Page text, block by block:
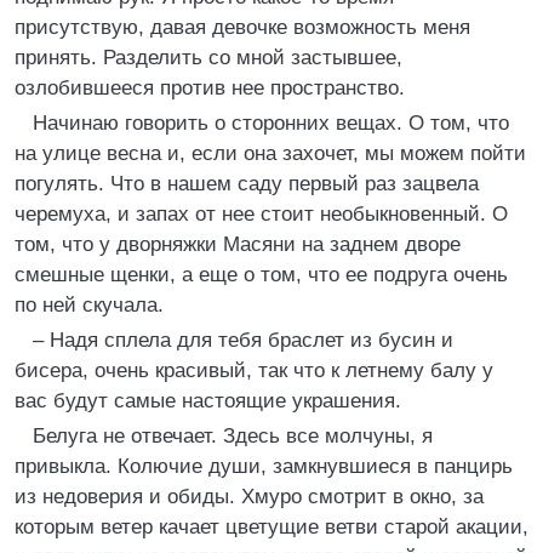
присутствую, давая девочке возможность меня
принять. Разделить со мной застывшее,
озлобившееся против нее пространство.
Начинаю говорить о сторонних вещах. О том, что
на улице весна и, если она захочет, мы можем пойти
погулять. Что в нашем саду первый раз зацвела
черемуха, и запах от нее стоит необыкновенный. О
том, что у дворняжки Масяни на заднем дворе
смешные щенки, а еще о том, что ее подруга очень
по ней скучала.
– Надя сплела для тебя браслет из бусин и
бисера, очень красивый, так что к летнему балу у
вас будут самые настоящие украшения.
Белуга не отвечает. Здесь все молчуны, я
привыкла. Колючие души, замкнувшиеся в панцирь
из недоверия и обиды. Хмуро смотрит в окно, за
которым ветер качает цветущие ветви старой акации,